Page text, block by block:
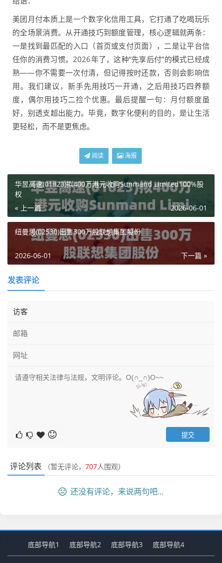
美团月付本质上是一个数字化信用工具，它打通了吃喝玩乐
的全场景消费。从开通技巧到额度管理，核心逻辑就两条：
一是找到最匹配的入口（首页或支付页面），二是让平台信
任你的消费习惯。2026年了，这种“先享后付”的模式已经成
熟——你不需要一次付清，但记得按时还款，否则会影响信
用。我们建议，新手先用技巧一开通，之后用技巧四养额
度，偶尔用技巧二捡个优惠。最后提醒一句：月付额度虽
好，别透支超出能力。毕竟，数字化便利的目的，是让生活
更轻松，而不是更焦虑。
阅读 海报
华昱高速(01823)拟400万港元收购Sunmand Limited100%股
权
« 上一篇
2026-06-01
纽曼思(02530)出售300万股联想集团股份
下一篇 »
2026-06-01
发表评论
评论列表 （暂无评论， 707人围观）
还没有评论，来说两句吧...
底部导航1 底部导航2 底部导航3 底部导航4